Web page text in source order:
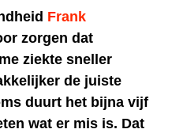
Frank
zorgen dat
ziekte sneller
de juiste
duurt het bijna vijf
wat er mis is. Dat